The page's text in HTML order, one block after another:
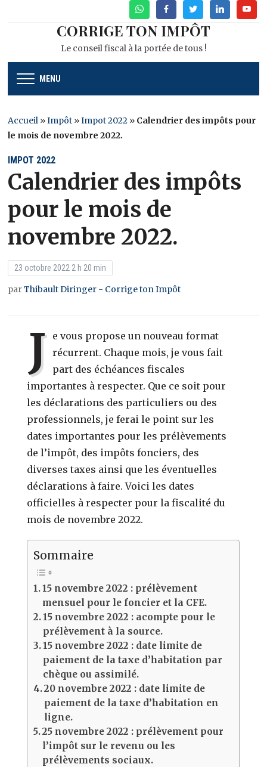
WhatsAppFacebookTwitterLinkedin
CORRIGE TON IMPÔT
Le conseil fiscal à la portée de tous !
MENU
Accueil »Impôt »Impot 2022 » Calendrier des impôts pour
le mois de novembre 2022.
IMPOT 2022
Calendrier des impôts
pour le mois de
novembre 2022.
23 octobre 2022 2 h 20 min
parThibault Diringer - Corrige ton Impôt
J e vous propose un nouveau format
récurrent. Chaque mois, je vous fait
part des échéances fiscales
importantes à respecter. Que ce soit pour
les déclarations des particuliers ou des
professionnels, je ferai le point sur les
dates importantes pour les prélèvements
de l’impôt, des impôts fonciers, des
diverses taxes ainsi que les éventuelles
déclarations à faire. Voici les dates
officielles à respecter pour la fiscalité du
mois de novembre 2022.
Sommaire
15 novembre 2022 : prélèvement
mensuel pour le foncier et la CFE.
15 novembre 2022 : acompte pour le
prélèvement à la source.
15 novembre 2022 : date limite de
paiement de la taxe d’habitation par
chèque ou assimilé.
20 novembre 2022 : date limite de
paiement de la taxe d’habitation en
ligne.
25 novembre 2022 : prélèvement pour
l’impôt sur le revenu ou les
prélèvements sociaux.